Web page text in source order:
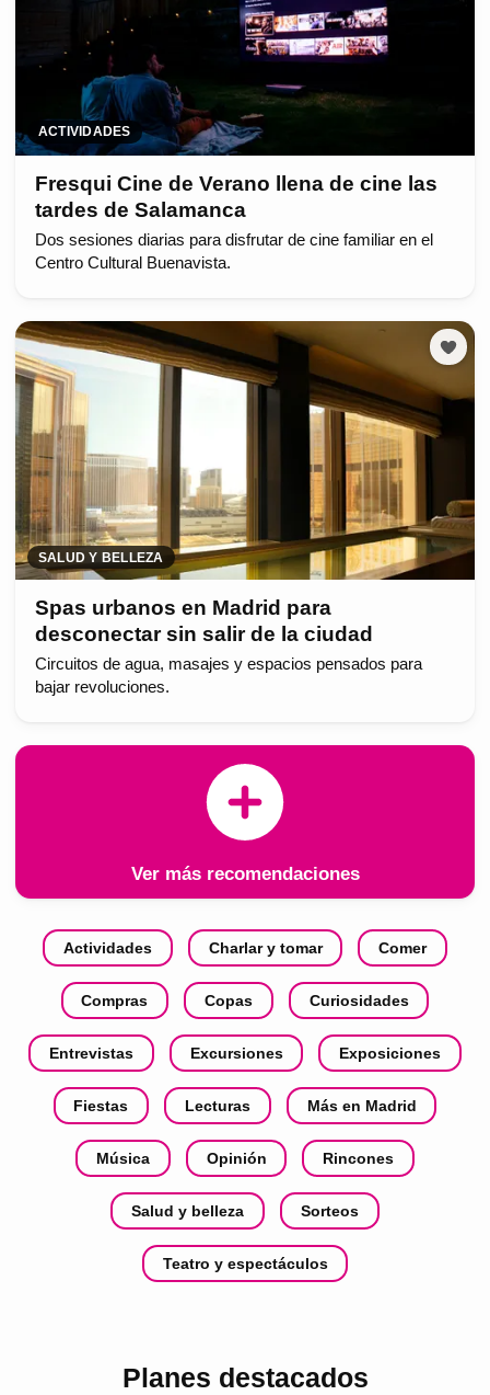
ACTIVIDADES
Fresqui Cine de Verano llena de cine las
tardes de Salamanca
Dos sesiones diarias para disfrutar de cine familiar en el
Centro Cultural Buenavista.
SALUD Y BELLEZA
Spas urbanos en Madrid para
desconectar sin salir de la ciudad
Circuitos de agua, masajes y espacios pensados para
bajar revoluciones.
Ver más recomendaciones
Actividades Charlar y tomar Comer
Compras Copas Curiosidades
Entrevistas Excursiones Exposiciones
Fiestas Lecturas Más en Madrid
Música Opinión Rincones
Salud y belleza Sorteos
Teatro y espectáculos
Planes destacados